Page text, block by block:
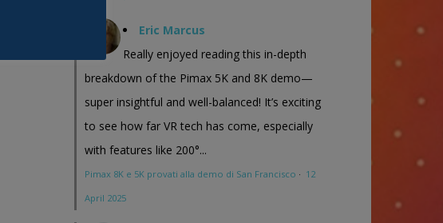
Eric Marcus
Really enjoyed reading this in-depth
breakdown of the Pimax 5K and 8K demo—
super insightful and well-balanced! It’s exciting
to see how far VR tech has come, especially
with features like 200°...
Pimax 8K e 5K provati alla demo di San Francisco · 12
April 2025